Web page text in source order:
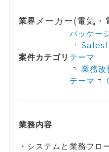
業界 メーカー(電気・
案件カテゴリ
パッケー
テーマ
業務
テーマ
業務内容
・システムと業務フロ